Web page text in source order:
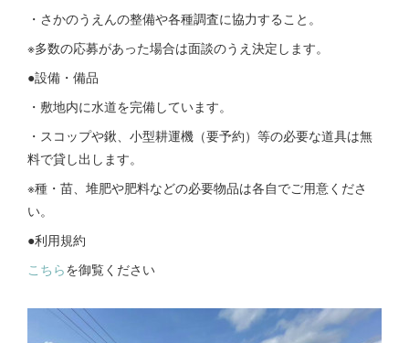
・さかのうえんの整備や各種調査に協力すること。
※多数の応募があった場合は面談のうえ決定します。
●設備・備品
・敷地内に水道を完備しています。
・スコップや鍬、小型耕運機（要予約）等の必要な道具は無
料で貸し出します。
※種・苗、堆肥や肥料などの必要物品は各自でご用意くださ
い。
●利用規約
こちらを御覧ください